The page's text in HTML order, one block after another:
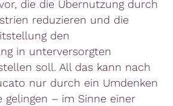
die die Übernutzung durch
reduzieren und die
den
in unterversorgten
soll. All das kann nach
nur durch ein Umdenken
gelingen – im Sinne einer